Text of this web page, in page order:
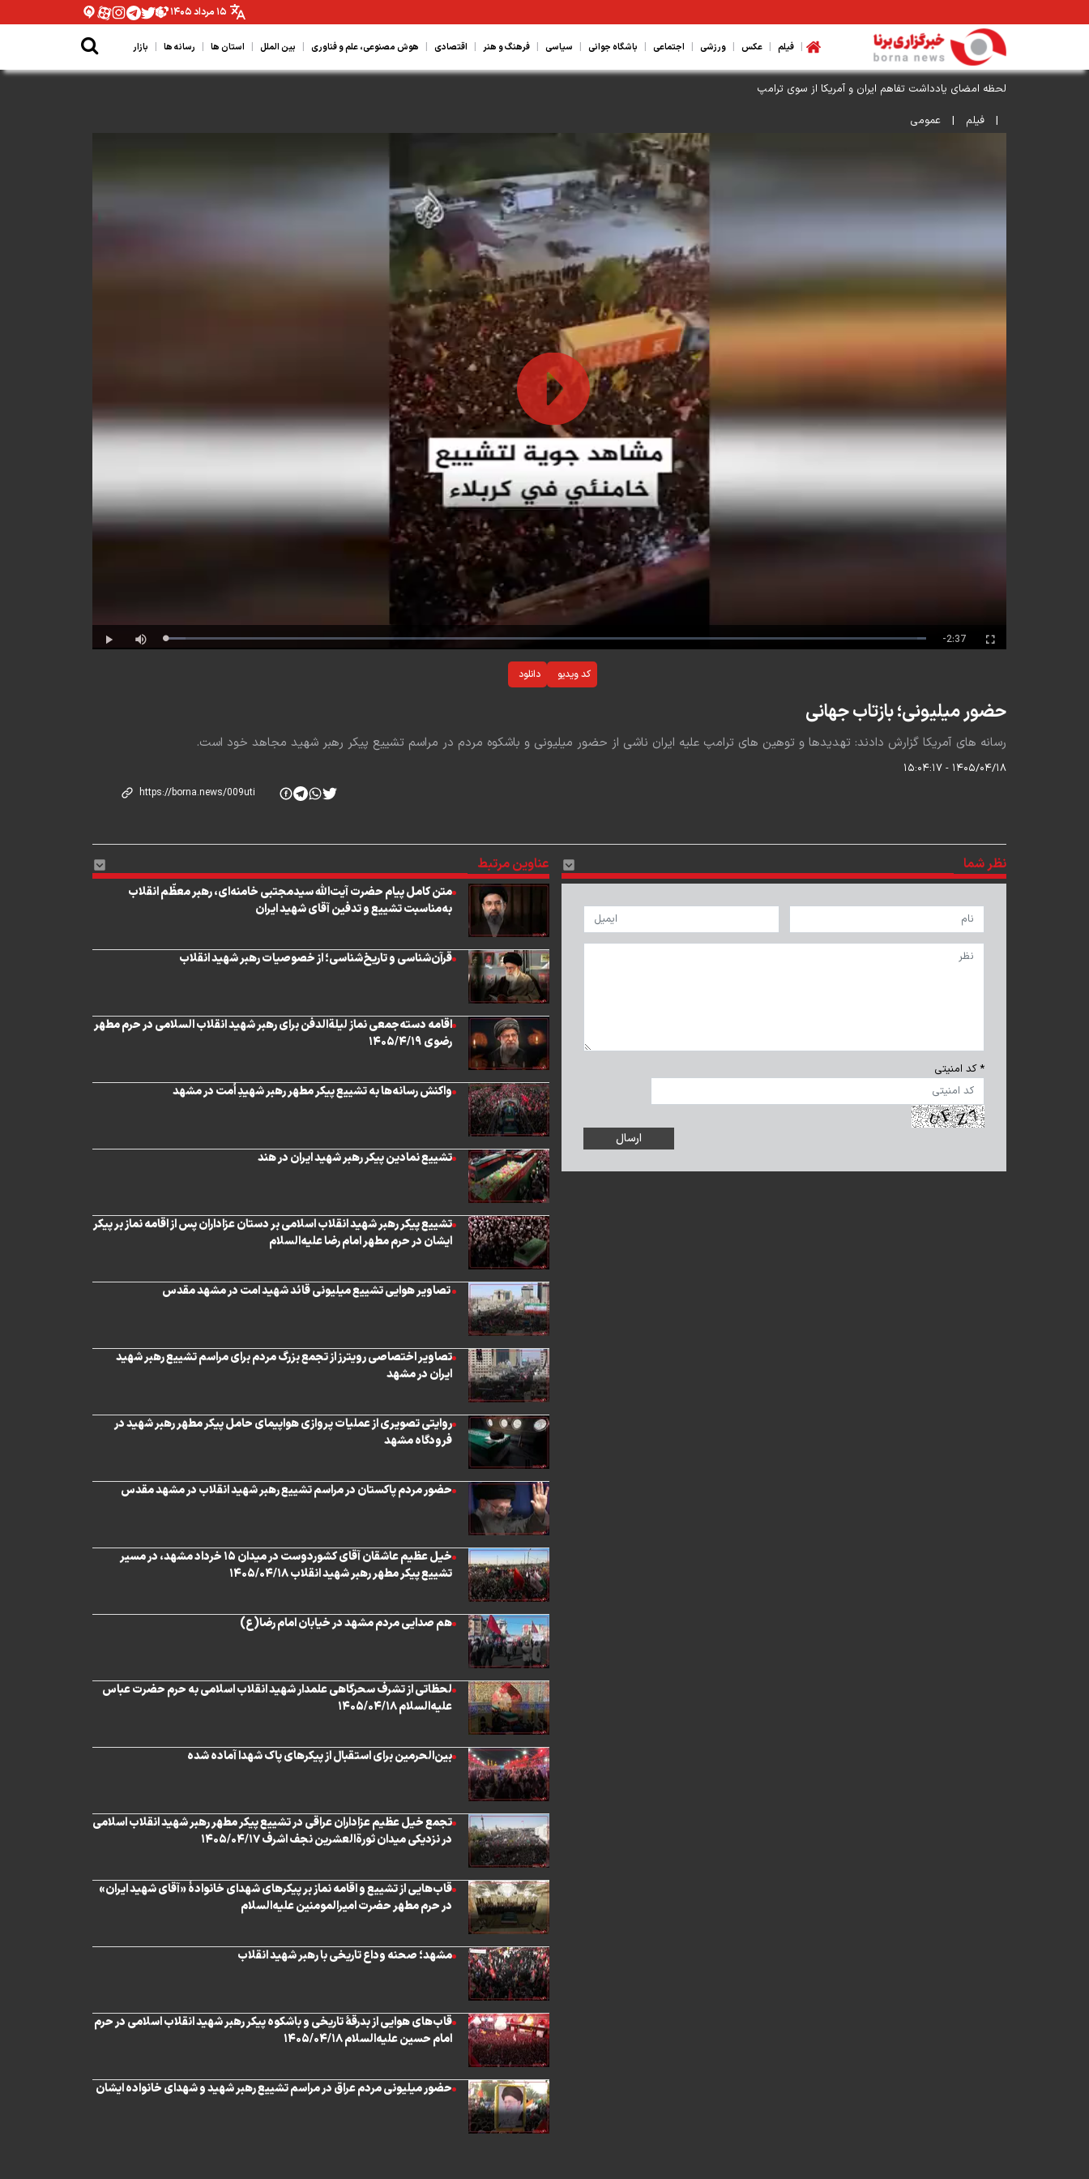
۱۵ مرداد ۱۴۰۵
| فیلم | عکس | ورزشی | اجتماعی | باشگاه جوانی | سیاسی | فرهنگ و هنر | اقتصادی | هوش مصنوعی، علم و فناوری | بین الملل | استان ها | رسانه ها | بازار
لحظه امضای یادداشت تفاهم ایران و آمریکا از سوی ترامپ
|
فیلم | عمومی
Video
Play Mute Loaded:
0%
Progress:
Remaining
Time
-2:37
Fullscreen
کد ویدیو
دانلود
حضور میلیونی؛ بازتاب جهانی
رسانه های آمریکا گزارش دادند: تهدیدها و توهین های ترامپ علیه ایران ناشی از حضور میلیونی و باشکوه مردم در مراسم تشییع پیکر رهبر شهید مجاهد خود است.
۱۴۰۵/۰۴/۱۸ - ۱۵:۰۴:۱۷
نظر شما
* کد امنیتی
عناوین مرتبط
متن کامل پیام حضرت آیت‌الله سیدمجتبی خامنه‌ای، رهبر معظّم انقلاب
به‌مناسبت تشییع و تدفین آقای شهید ایران
قرآن‌شناسی و تاریخ‌شناسی؛ از خصوصیات رهبر شهید انقلاب
اقامه دسته‌جمعی نماز لیلة‌الدفن برای رهبر شهید انقلاب السلامی در حرم مطهر
رضوی ۱۴۰۵/۴/۱۹
واکنش رسانه‌ها به تشییع پیکر مطهر رهبر شهیدِ اُمت در مشهد
تشییع نمادین پیکر رهبر شهید ایران در هند
تشییع پیکر رهبر شهید انقلاب اسلامی بر دستان عزاداران پس از اقامه نماز بر پیکر
ایشان در حرم مطهر امام رضا علیه‌السلام
‏ تصاویر هوایی تشییع میلیونی قائد شهید امت در مشهد مقدس
تصاویر اختصاصی رویترز از تجمع بزرگ مردم برای مراسم تشییع رهبر شهید
ایران در مشهد
روایتی تصویری از عملیات پروازی هواپیمای حامل پیکر مطهر رهبر شهید در
فرودگاه مشهد
حضور مردم پاکستان در مراسم تشییع رهبر شهید انقلاب در مشهد مقدس
خیل عظیم عاشقان آقای کشوردوست در میدان ۱۵ خرداد مشهد، در مسیر
تشییع پیکر مطهر رهبر شهید انقلاب ۱۴۰۵/۰۴/۱۸
هم صدایی مردم مشهد در خیابان امام رضا(ع)
لحظاتی از تشرف سحرگاهی علمدار شهید انقلاب اسلامی به حرم حضرت عباس
علیه‌السلام ۱۴۰۵/۰۴/۱۸
بین‌الحرمین برای استقبال از پیکرهای پاک شهدا آماده شده
تجمع خیل عظیم عزاداران عراقی در تشییع پیکر مطهر رهبر شهید انقلاب اسلامی
در نزدیکی میدان ثورةالعشرین نجف اشرف ۱۴۰۵/۰۴/۱۷
قاب‌هایی از تشییع و اقامه نماز بر پیکرهای شهدای خانوادۀ «آقای شهید ایران»
در حرم مطهر حضرت امیرالمومنین علیه‌السلام
مشهد؛ صحنه وداع تاریخی با رهبر شهید انقلاب
قاب‌های هوایی از بدرقۀ تاریخی و باشکوه پیکر رهبر شهید انقلاب اسلامی در حرم
امام حسین علیه‌السلام ۱۴۰۵/۰۴/۱۸
حضور میلیونی مردم عراق در مراسم تشییع رهبر شهید و شهدای خانواده ایشان